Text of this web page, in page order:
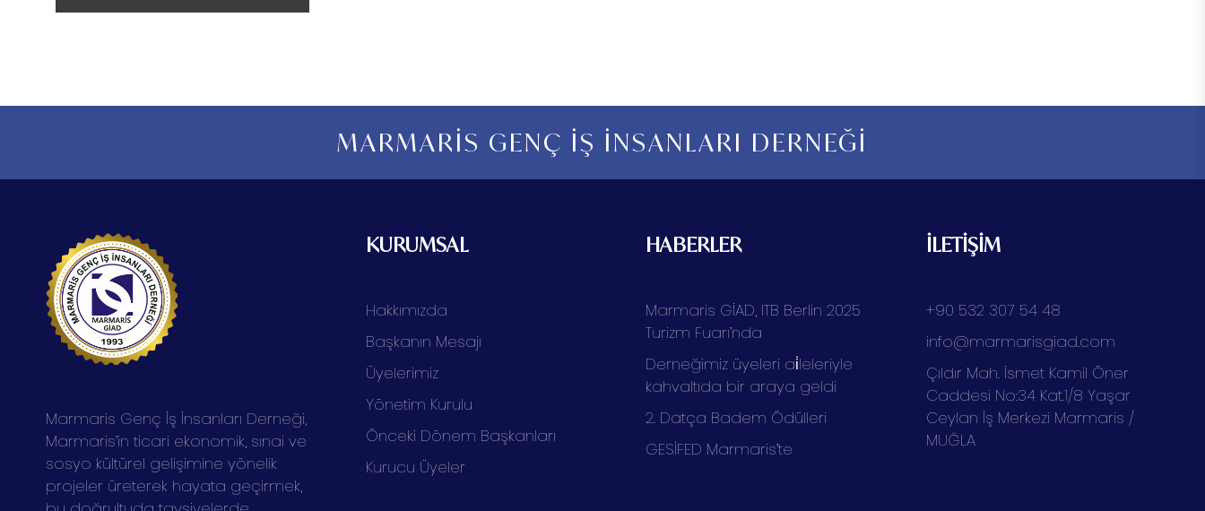
MARMARİS GENÇ İŞ İNSANLARI DERNEĞİ
Marmaris Genç İş İnsanları Derneği,
Marmaris’in ticari ekonomik, sınai ve
sosyo kültürel gelişimine yönelik
projeler üreterek hayata geçirmek,
KURUMSAL
Hakkımızda
Başkanın Mesajı
Üyelerimiz
Yönetim Kurulu
Önceki Dönem Başkanları
Kurucu Üyeler
HABERLER
Marmaris GİAD, ITB Berlin 2025
Turizm Fuarı’nda
Derneğimiz üyeleri ai̇leleriyle
kahvaltıda bir araya geldi
2. Datça Badem Ödülleri
GESİFED Marmaris’te
İLETİŞİM
+90 532 307 54 48
info@marmarisgiad.com
Çıldır Mah. İsmet Kamil Öner
Caddesi No:34 Kat.1/8 Yaşar
Ceylan İş Merkezi Marmaris /
MUĞLA